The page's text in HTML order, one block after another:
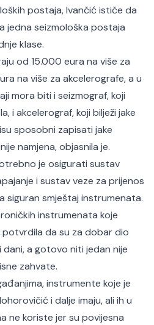
postaja, Ivančić ističe da
jedna seizmološka postaja
klase.
od 15.000 eura na više za
na više za akcelerografe, a u
mora biti i seizmograf, koji
i akcelerograf, koji bilježi jake
sposobni zapisati jake
namjena, objasnila je.
je osigurati sustav
i sustav veze za prijenos
siguran smještaj instrumenata.
instrumenata koje
da su za dobar dio
a gotovo niti jedan nije
zahvate.
instrumente koje je
i dalje imaju, ali ih u
ne koriste jer su povijesna